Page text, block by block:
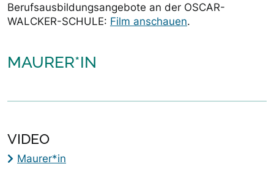
Berufsausbildungsangebote an der OSCAR-
WALCKER-SCHULE: Film anschauen.
MAURER*IN
VIDEO
Maurer*in